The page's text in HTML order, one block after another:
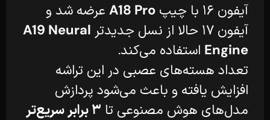
آیفون ۱۶ با چیپ A18 Pro عرضه شد و
آیفون ۱۷ حالا از نسل جدیدتر
A19 Neural
Engine استفاده می‌کند.
تعداد هسته‌های عصبی در این تراشه
افزایش یافته و باعث می‌شود پردازش
مدل‌های هوش مصنوعی تا ۳ برابر سریع‌تر